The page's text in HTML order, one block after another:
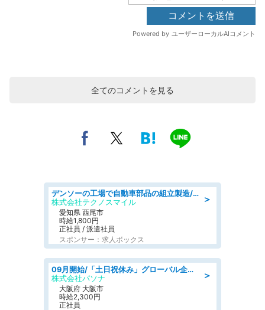
全てのコメントを見る
＞
デンソーの工場で自動車部品の組立製造/denso aichi
株式会社テクノスマイル
愛知県 西尾市
時給1,800円
正社員 / 派遣社員
スポンサー：求人ボックス
＞
09月開始/「土日祝休み」グローバル企業での産業保健のお仕事/保健師/高時給/残業なし/服装自由
株式会社パソナ
大阪府 大阪市
時給2,300円
正社員